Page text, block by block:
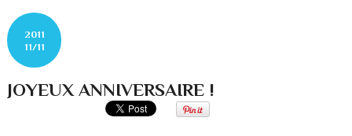
2011
11/11
JOYEUX ANNIVERSAIRE !